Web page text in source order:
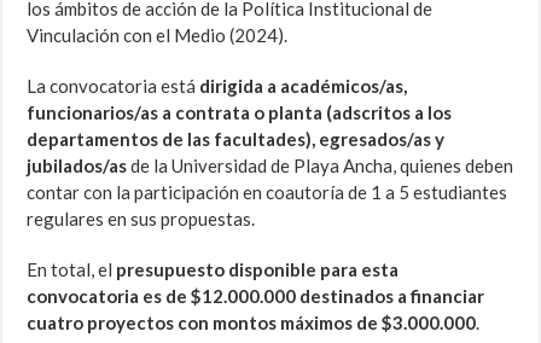
los ámbitos de acción de la Política Institucional de
Vinculación con el Medio (2024).
La convocatoria está dirigida a académicos/as,
funcionarios/as a contrata o planta (adscritos a los
departamentos de las facultades), egresados/as y
jubilados/asde la Universidad de Playa Ancha, quienes deben
contar con la participación en coautoría de 1 a 5 estudiantes
regulares en sus propuestas.
En total, el presupuesto disponible para esta
convocatoria es de $12.000.000 destinados a financiar
cuatro proyectos con montos máximos de $3.000.000.